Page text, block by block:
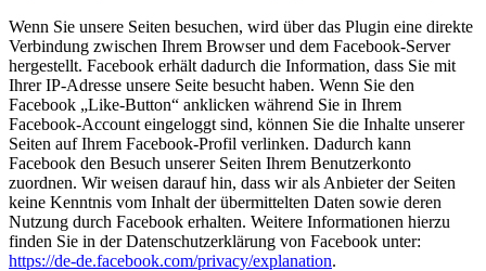
Wenn Sie unsere Seiten besuchen, wird über das Plugin eine direkte
Verbindung zwischen Ihrem Browser und dem Facebook-Server
hergestellt. Facebook erhält dadurch die Information, dass Sie mit
Ihrer IP-Adresse unsere Seite besucht haben. Wenn Sie den
Facebook „Like-Button“ anklicken während Sie in Ihrem
Facebook-Account eingeloggt sind, können Sie die Inhalte unserer
Seiten auf Ihrem Facebook-Profil verlinken. Dadurch kann
Facebook den Besuch unserer Seiten Ihrem Benutzerkonto
zuordnen. Wir weisen darauf hin, dass wir als Anbieter der Seiten
keine Kenntnis vom Inhalt der übermittelten Daten sowie deren
Nutzung durch Facebook erhalten. Weitere Informationen hierzu
finden Sie in der Datenschutzerklärung von Facebook unter:
https://de-de.facebook.com/privacy/explanation.